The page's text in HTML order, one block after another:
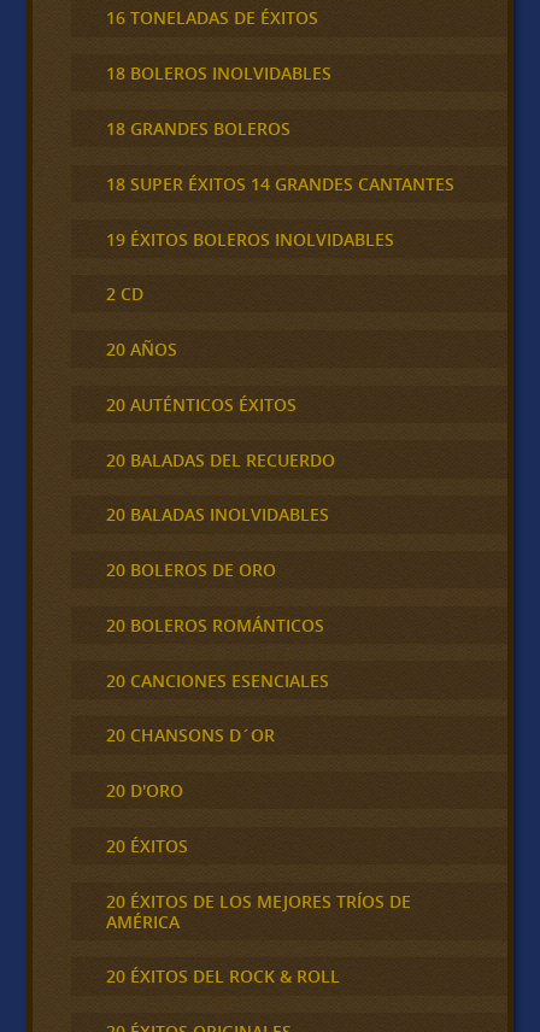
16 TONELADAS DE ÉXITOS
18 BOLEROS INOLVIDABLES
18 GRANDES BOLEROS
18 SUPER ÉXITOS 14 GRANDES CANTANTES
19 ÉXITOS BOLEROS INOLVIDABLES
2 CD
20 AÑOS
20 AUTÉNTICOS ÉXITOS
20 BALADAS DEL RECUERDO
20 BALADAS INOLVIDABLES
20 BOLEROS DE ORO
20 BOLEROS ROMÁNTICOS
20 CANCIONES ESENCIALES
20 CHANSONS D´OR
20 D'ORO
20 ÉXITOS
20 ÉXITOS DE LOS MEJORES TRÍOS DE
AMÉRICA
20 ÉXITOS DEL ROCK & ROLL